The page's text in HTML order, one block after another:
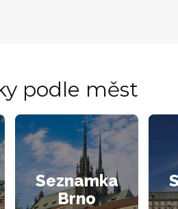
podle měst
Seznamka
Brno